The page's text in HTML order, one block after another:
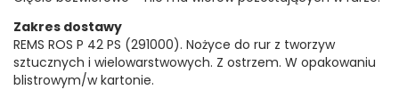
Zakres dostawy
REMS ROS P 42 PS (291000). Nożyce do rur z tworzyw
sztucznych i wielowarstwowych. Z ostrzem. W opakowaniu
blistrowym/w kartonie.